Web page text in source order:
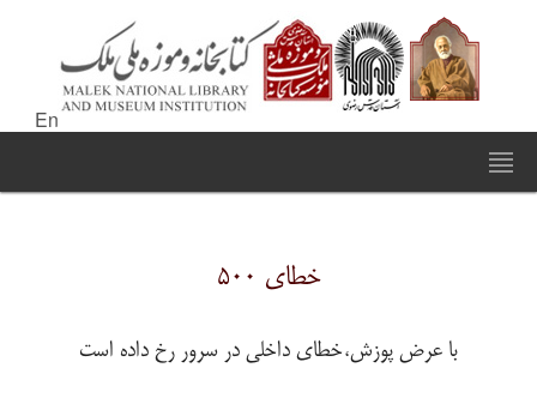
En
خطای ۵۰۰
با عرض پوزش،خطای داخلی در سرور رخ داده است